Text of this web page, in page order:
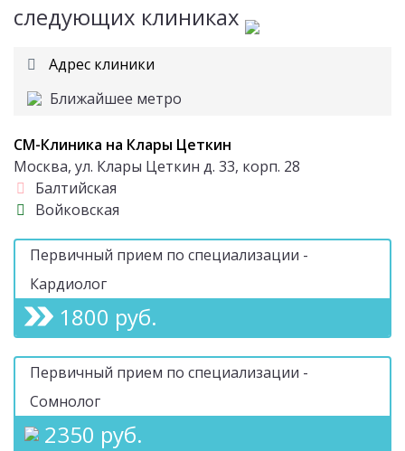
следующих клиниках
Адрес клиники
Ближайшее метро
СМ-Клиника на Клары Цеткин
Москва, ул. Клары Цеткин д. 33, корп. 28
Балтийская
Войковская
Первичный прием по специализации -
Кардиолог
1800 руб.
Первичный прием по специализации -
Сомнолог
2350 руб.